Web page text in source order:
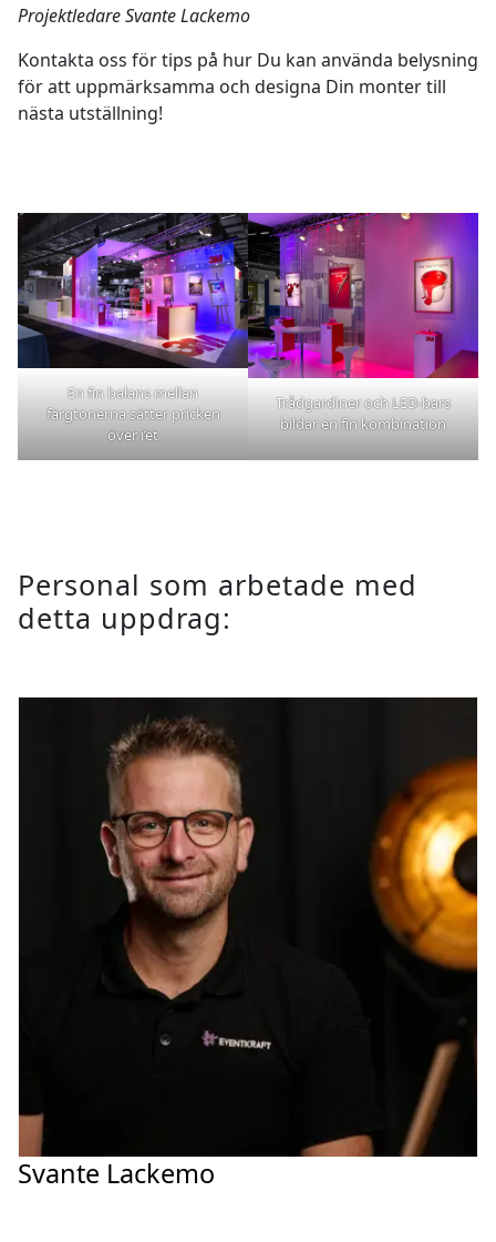
Projektledare Svante Lackemo
Kontakta oss för tips på hur Du kan använda belysning
för att uppmärksamma och designa Din monter till
nästa utställning!
En fin balans mellan
färgtonerna sätter pricken
över i’et
Trådgardiner och LED-bars
bildar en fin kombination
Personal som arbetade med
detta uppdrag:
Svante Lackemo